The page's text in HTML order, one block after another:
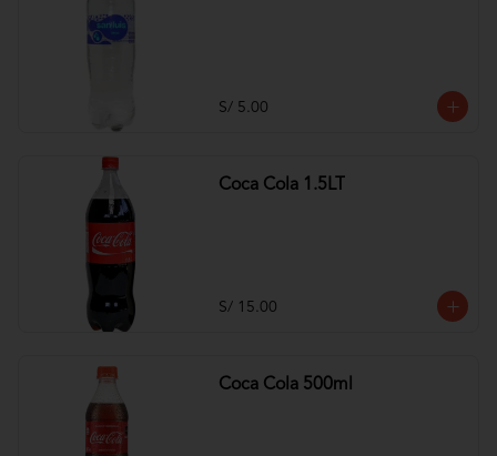
S/ 5.00
Coca Cola 1.5LT
S/ 15.00
Coca Cola 500ml